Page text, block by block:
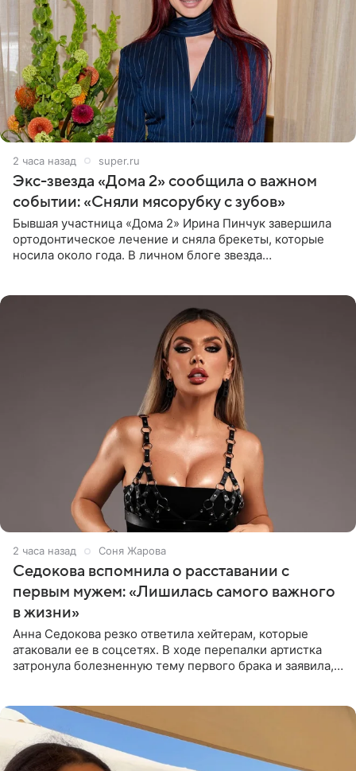
2 часа назад super.ru
Экс-звезда «Дома 2» сообщила о важном
событии: «Сняли мясорубку с зубов»
Бывшая участница «Дома 2» Ирина Пинчук завершила
ортодонтическое лечение и сняла брекеты, которые
носила около года. В личном блоге звезда
2 часа назад Соня Жарова
Седокова вспомнила о расставании с
первым мужем: «Лишилась самого важного
в жизни»
Анна Седокова резко ответила хейтерам, которые
атаковали ее в соцсетях. В ходе перепалки артистка
затронула болезненную тему первого брака и заявила,